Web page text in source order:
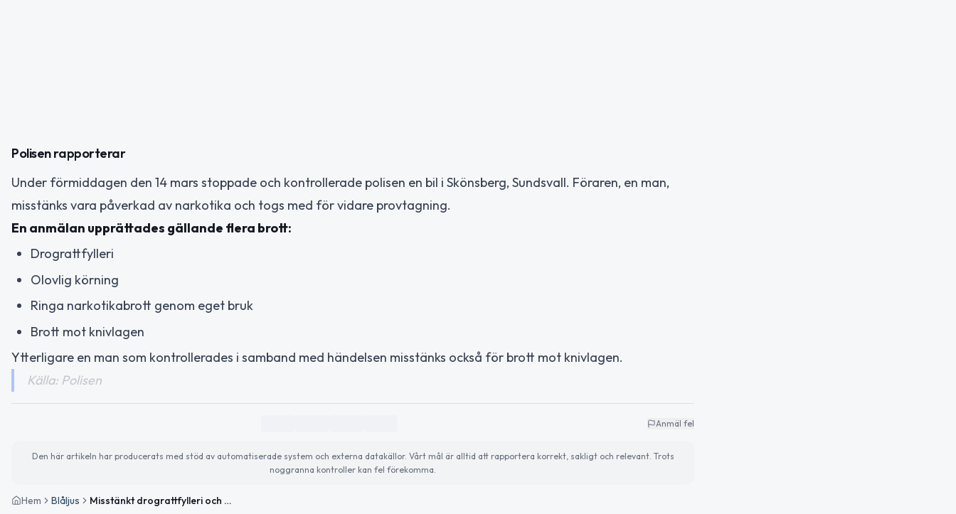
Polisen rapporterar
Under förmiddagen den 14 mars stoppade och kontrollerade polisen en bil i Skönsberg, Sundsvall. Föraren, en man,
misstänks vara påverkad av narkotika och togs med för vidare provtagning.
En anmälan upprättades gällande flera brott:
Drograttfylleri
Olovlig körning
Ringa narkotikabrott genom eget bruk
Brott mot knivlagen
Ytterligare en man som kontrollerades i samband med händelsen misstänks också för brott mot knivlagen.
Källa: Polisen
Anmäl fel
Den här artikeln har producerats med stöd av automatiserade system och externa datakällor. Vårt mål är alltid att rapportera korrekt, sakligt och relevant. Trots
noggranna kontroller kan fel förekomma.
Hem Blåljus Misstänkt drograttfylleri och brott mot knivlagen i Skönsberg